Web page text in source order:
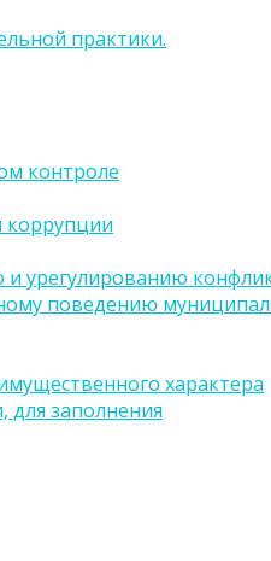
практики.
контроле
коррупции
поведению
характера
заполнения